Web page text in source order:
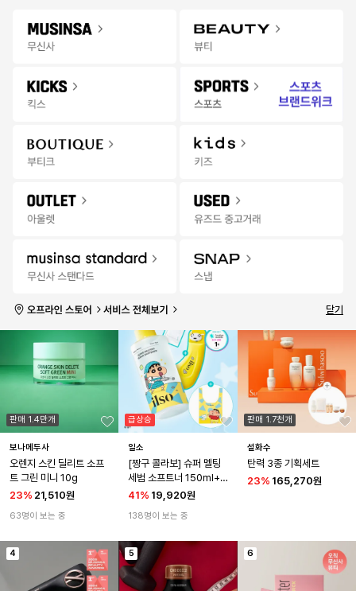
뷰티 상품을 검색해 보세요.
추천 랭킹 세일 발매
전체
21분 전 성별 전체 연령
판매 1.4만개
보나메두사
오렌지 스킨 딜리트 소프
트 그린 미니 10g
23% 21,510원
63명이 보는 중
급상승
일소
[짱구 콜라보] 슈퍼 멜팅
세범 소프트너 150ml+착
붙 코튼 패드+ 딥 클린 마
41% 19,920원
138명이 보는 중
판매 1.7천개
설화수
탄력 3종 기획세트
23% 165,270원
4 5 6
Menu
닫기
무신사 앱 설치하고 다양한 혜택과 코디 팁을 받아보세요!